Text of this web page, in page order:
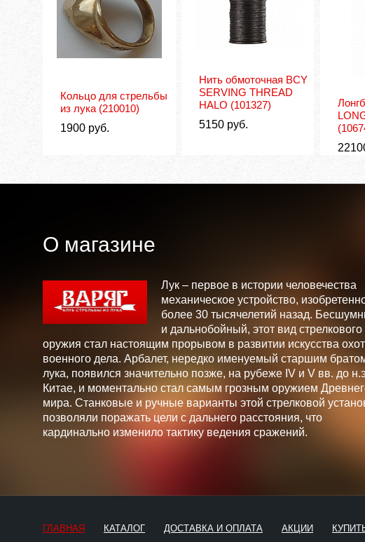
Кольцо для стрельбы
из лука (210010)
1900 руб.
Нить обмоточная BCY
SERVING THREAD
HALO (101327)
5150руб.
О магазине
Лук – первое в истории человечества
механическое устройство,
более 30 тысячелетий назад.
и дальнобойный, этот вид стрелкового
оружия стал настоящим прорывом в развитии искусства
военного дела. Арбалет, нередко именуемый старшим
лука, появился значительно позже, на рубеже IV и V вв. до
Китае, и моментально стал самым грозным оружием
мира. Станковые и ручные варианты этой стрелковой
позволяли поражать цели с дальнего расстояния, что
кардинально изменило тактику ведения сражений.
ГЛАВНАЯ КАТАЛОГ ДОСТАВКА И ОПЛАТА АКЦИИ